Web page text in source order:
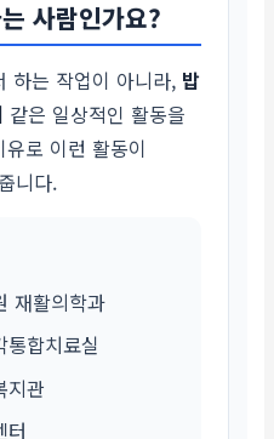
사람인가요?
하는 작업이 아니라, 밥
같은 일상적인 활동을
유로 이런 활동이
니다.
재활의학과
통합치료실
지관
터